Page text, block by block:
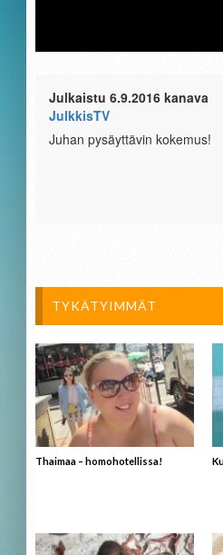
Julkaistu 6.9.2016 kanava
JulkkisTV
Juhan pysäyttävin kokemus!
TYKÄTYIMMÄT
Thaimaa – homohotellissa!